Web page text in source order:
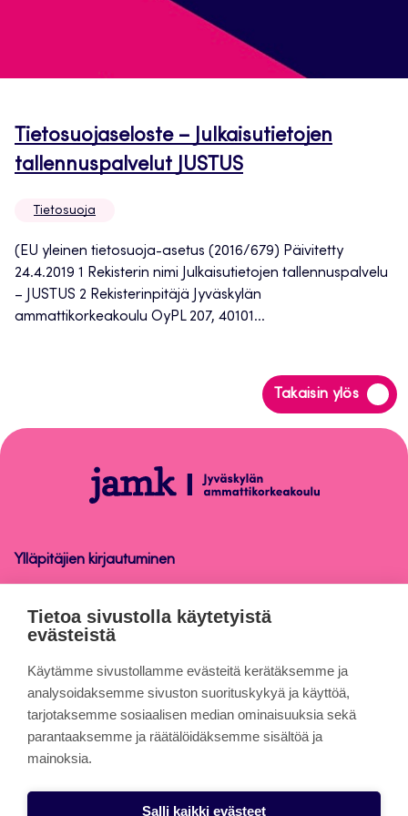
Tietosuojaseloste – Julkaisutietojen
tallennuspalvelut JUSTUSAvautuu
Tietosuoja
(EU yleinen tietosuoja-asetus (2016/679) Päivitetty
24.4.2019 1 Rekisterin nimi Julkaisutietojen tallennuspalvelu
– JUSTUS 2 Rekisterinpitäjä Jyväskylän
ammattikorkeakoulu OyPL 207, 40101...
Takaisin ylös
Siirry
takaisin
Tietosuoja
Ylläpitäjien kirjautuminen
Tietosuoja
Tietoa sivuista
Evästeet
Saavutettavuusseloste
Tietosuojaseloste
Tietoa sivustolla käytetyistä
evästeistä
Käytämme sivustollamme evästeitä kerätäksemme ja
analysoidaksemme sivuston suorituskykyä ja käyttöä,
tarjotaksemme sosiaalisen median ominaisuuksia sekä
parantaaksemme ja räätälöidäksemme sisältöä ja
mainoksia.
Salli kaikki evästeet